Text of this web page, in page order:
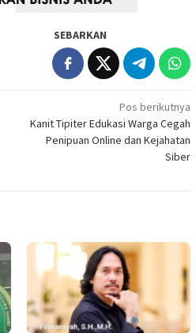
SEBARKAN
Pos berikutnya
Kanit Tipiter Edukasi Warga Cegah
Penipuan Online dan Kejahatan
Siber